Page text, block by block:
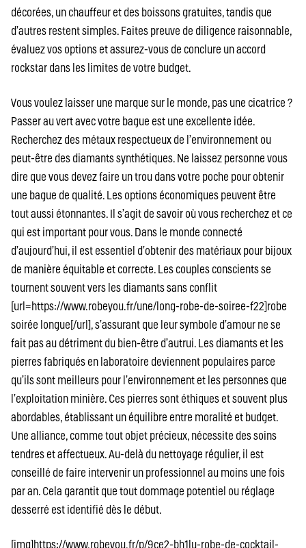
décorées, un chauffeur et des boissons gratuites, tandis que
d’autres restent simples. Faites preuve de diligence raisonnable,
évaluez vos options et assurez-vous de conclure un accord
rockstar dans les limites de votre budget.
Vous voulez laisser une marque sur le monde, pas une cicatrice ?
Passer au vert avec votre bague est une excellente idée.
Recherchez des métaux respectueux de l’environnement ou
peut-être des diamants synthétiques. Ne laissez personne vous
dire que vous devez faire un trou dans votre poche pour obtenir
une bague de qualité. Les options économiques peuvent être
tout aussi étonnantes. Il s’agit de savoir où vous recherchez et ce
qui est important pour vous. Dans le monde connecté
d’aujourd’hui, il est essentiel d’obtenir des matériaux pour bijoux
de manière équitable et correcte. Les couples conscients se
tournent souvent vers les diamants sans conflit
[url=https://www.robeyou.fr/une/long-robe-de-soiree-f22]robe
soirée longue[/url], s’assurant que leur symbole d’amour ne se
fait pas au détriment du bien-être d’autrui. Les diamants et les
pierres fabriqués en laboratoire deviennent populaires parce
qu’ils sont meilleurs pour l’environnement et les personnes que
l’exploitation minière. Ces pierres sont éthiques et souvent plus
abordables, établissant un équilibre entre moralité et budget.
Une alliance, comme tout objet précieux, nécessite des soins
tendres et affectueux. Au-delà du nettoyage régulier, il est
conseillé de faire intervenir un professionnel au moins une fois
par an. Cela garantit que tout dommage potentiel ou réglage
desserré est identifié dès le début.
[img]https://www.robeyou.fr/p/9ce2-bh1lu-robe-de-cocktail-